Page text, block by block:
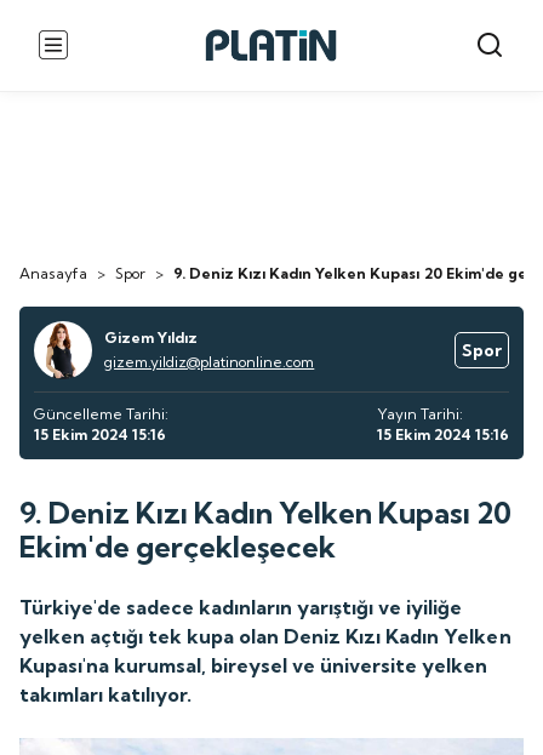
Anasayfa > Spor > 9. Deniz Kızı Kadın Yelken Kupası 20 Ekim'de
Gizem Yıldız
gizem.yildiz@platinonline.com
Spor
Güncelleme Tarihi:
15 Ekim 2024 15:16
Yayın Tarihi:
15 Ekim 2024 15:16
9. Deniz Kızı Kadın Yelken Kupası 20
Ekim'de gerçekleşecek
Türkiye'de sadece kadınların yarıştığı ve iyiliğe
yelken açtığı tek kupa olan Deniz Kızı Kadın Yelken
Kupası'na kurumsal, bireysel ve üniversite yelken
takımları katılıyor.